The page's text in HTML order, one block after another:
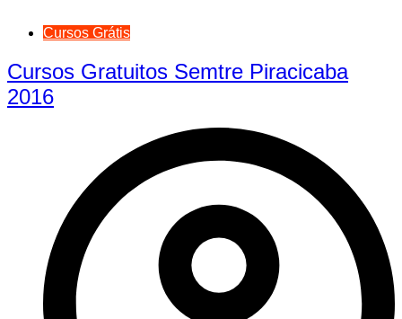
Cursos Grátis
Cursos Gratuitos Semtre Piracicaba
2016